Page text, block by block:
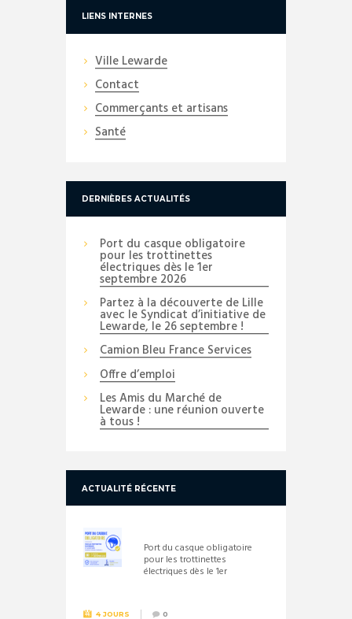
LIENS INTERNES
Ville Lewarde
Contact
Commerçants et artisans
Santé
DERNIÈRES ACTUALITÉS
Port du casque obligatoire
pour les trottinettes
électriques dès le 1er
septembre 2026
Partez à la découverte de Lille
avec le Syndicat d’initiative de
Lewarde, le 26 septembre !
Camion Bleu France Services
Offre d’emploi
Les Amis du Marché de
Lewarde : une réunion ouverte
à tous !
ACTUALITÉ RÉCENTE
Port du casque obligatoire
pour les trottinettes
électriques dès le 1er
4 JOURS 0